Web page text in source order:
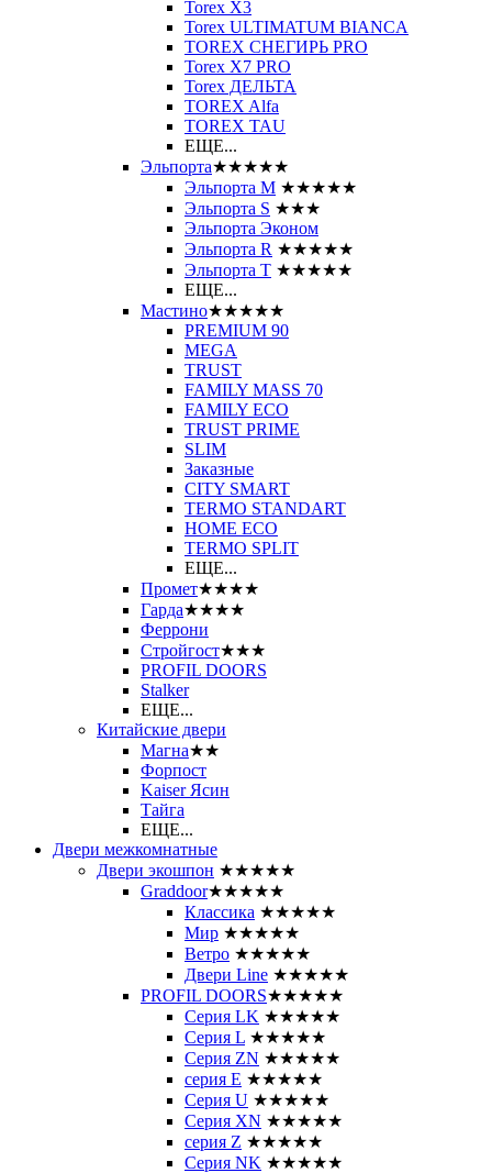
Torex Х3
Torex ULTIMATUM BIANCA
TOREX СНЕГИРЬ PRO
Torex X7 PRO
Torex ДЕЛЬТА
TOREX Alfa
TOREX TAU
ЕЩЕ...
Эльпорта★★★★★
Эльпорта M ★★★★★
Эльпорта S ★★★
Эльпорта Эконом
Эльпорта R ★★★★★
Эльпорта Т ★★★★★
ЕЩЕ...
Мастино★★★★★
PREMIUM 90
MEGA
TRUST
FAMILY MASS 70
FAMILY ECO
TRUST PRIME
SLIM
Заказные
CITY SMART
TERMO STANDART
HOME ECO
ТЕRМО SPLIT
ЕЩЕ...
Промет★★★★
Гарда★★★★
Феррони
Стройгост★★★
PROFIL DOORS
Stalker
ЕЩЕ...
Китайские двери
Магна★★
Форпост
Kaiser Ясин
Тайга
ЕЩЕ...
Двери межкомнатные
Двери экошпон ★★★★★
Graddoor★★★★★
Классика ★★★★★
Мир ★★★★★
Ветро ★★★★★
Двери Line ★★★★★
PROFIL DOORS★★★★★
Серия LK ★★★★★
Серия L ★★★★★
Серия ZN ★★★★★
серия E ★★★★★
Серия U ★★★★★
Серия XN ★★★★★
серия Z ★★★★★
Серия NK ★★★★★